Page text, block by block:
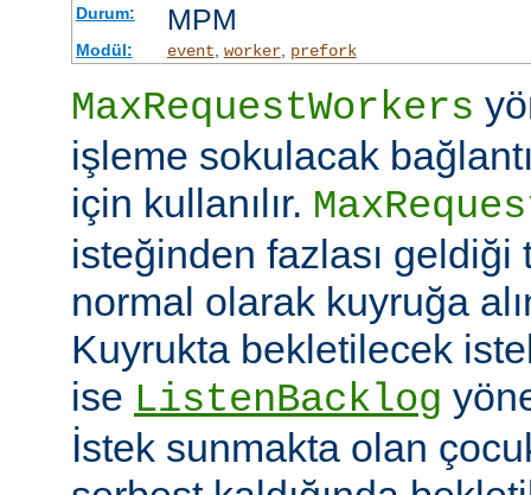
Durum: MPM
Modül: event worker, prefork
MaxRequestWorkers
işleme sokulacak bağlantı
için kullanılır.
isteğinden fazlası
normal olarak kuyruğa
Kuyrukta bekletilecek
ise ListenBacklog
İstek sunmakta olan